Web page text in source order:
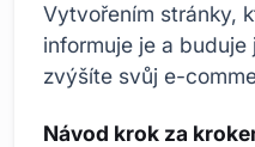
Vytvořením stránky,
informuje je a
zvýšíte svůj e-
Návod krok za